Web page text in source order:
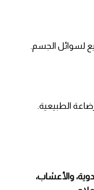
لسوائل الجسم.
الطبيعية.
والأعشاب،